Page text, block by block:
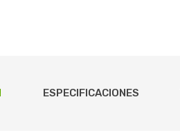
ESPECIFICACIONES